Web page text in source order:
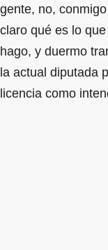
gente, no,
claro qué es lo
hago, y duermo
la actual diputada
licencia como